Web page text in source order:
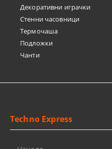
Декоративни играчки
Стенни часовници
Термочашa
Подложки
Чанти
Techno Express